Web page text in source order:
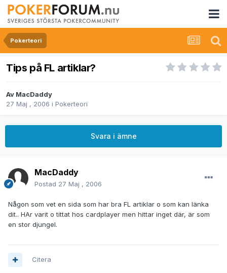
Pokerteori
Tips på FL artiklar?
Av MacDaddy
27 Maj , 2006 i Pokerteori
Svara i ämne
MacDaddy
Postad 27 Maj , 2006
Någon som vet en sida som har bra FL artiklar o som kan länka
dit.. HAr varit o tittat hos cardplayer men hittar inget där, är som
en stor djungel.
Citera